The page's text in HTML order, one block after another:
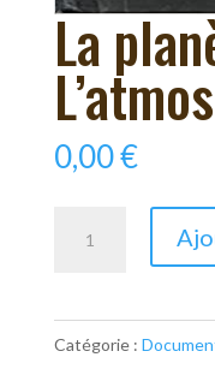
La
0,00€
planète
terre
Catégorie :